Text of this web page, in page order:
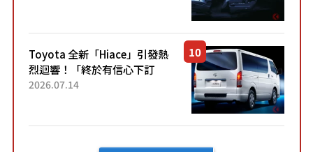
「三...
Toyota 全新「Hiace」引發熱
烈迴響！「終於有信心下訂
了！」「哪個等級交車最
車？...
2026.07.14